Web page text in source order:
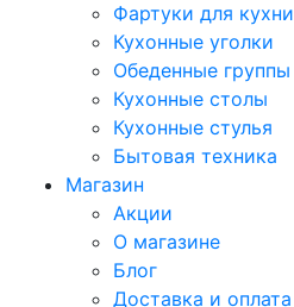
Фартуки для кухни
Кухонные уголки
Обеденные группы
Кухонные столы
Кухонные стулья
Бытовая техника
Магазин
Акции
О магазине
Блог
Доставка и оплата